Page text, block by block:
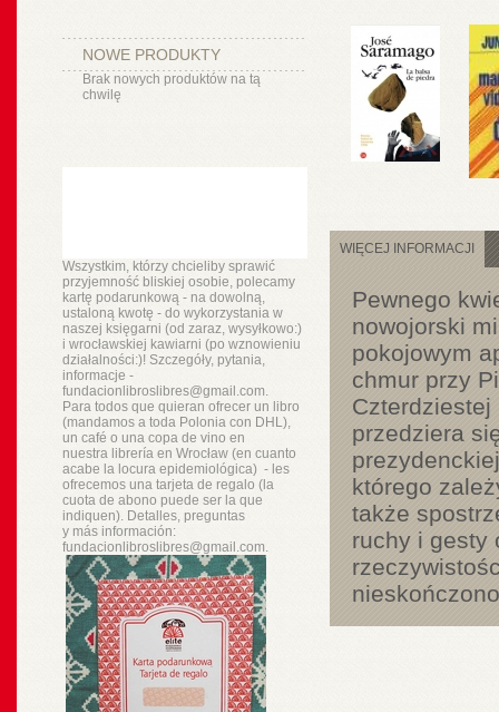
NOWE PRODUKTY
Brak nowych produktów na tą
chwilę
Wszystkim, którzy chcieliby sprawić
przyjemność bliskiej osobie, polecamy
kartę podarunkową - na dowolną,
ustaloną kwotę - do wykorzystania w
naszej księgarni (od zaraz, wysyłkowo:)
i wrocławskiej kawiarni (po wznowieniu
działalności:)! Szczegóły, pytania,
informacje -
fundacionlibroslibres@gmail.com.
Para todos que quieran ofrecer un libro
(mandamos a toda Polonia con DHL),
un café o una copa de vino en
nuestra libreríaen Wrocław (en cuanto
acabe la locura epidemiológica) - les
ofrecemos una tarjeta de regalo (la
cuota de abono puede ser la que
indiquen). Detalles, preguntas
y másinformación:
fundacionlibroslibres@gmail.com.
WIĘCEJ INFORMACJI
Pewnego
nowojorski
pokojowym
chmur przy
przedziera
którego
także
ruchy i gesty